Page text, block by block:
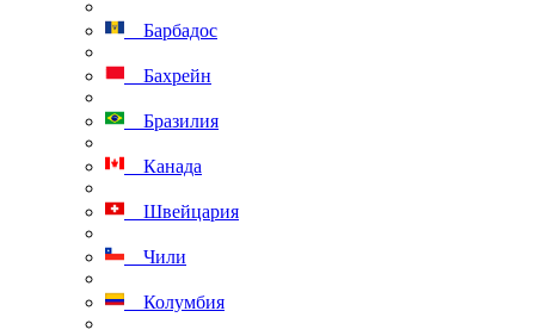
Барбадос
Бахрейн
Бразилия
Канада
Швейцария
Чили
Колумбия